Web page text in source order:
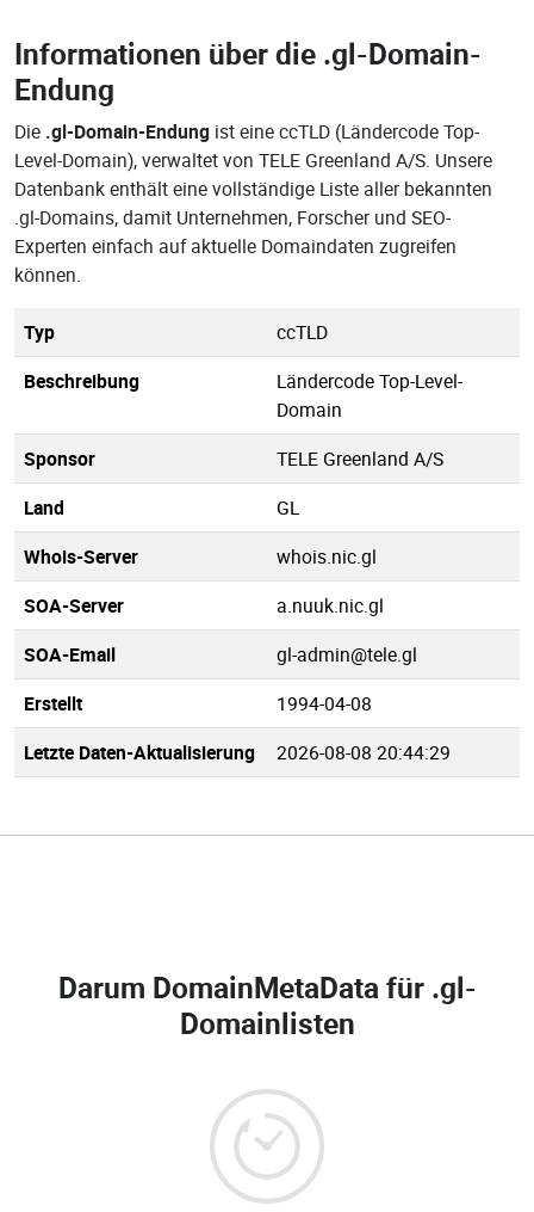
Informationen über die .gl-Domain-
Endung
Die .gl-Domain-Endung ist eine ccTLD (Ländercode Top-
Level-Domain), verwaltet von TELE Greenland A/S. Unsere
Datenbank enthält eine vollständige Liste aller bekannten
.gl-Domains, damit Unternehmen, Forscher und SEO-
Experten einfach auf aktuelle Domaindaten zugreifen
können.
Typ
ccTLD
Beschreibung
Ländercode Top-Level-
Domain
Sponsor
TELE Greenland A/S
Land
GL
Whois-Server
whois.nic.gl
SOA-Server
a.nuuk.nic.gl
SOA-Email
gl-admin@tele.gl
Erstellt
1994-04-08
Letzte Daten-Aktualisierung
2026-08-08 20:44:29
Darum DomainMetaData für .gl-
Domainlisten